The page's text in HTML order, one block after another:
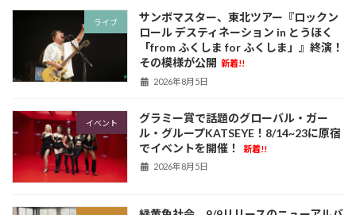
ライブ
サンボマスター、東北ツアー『ロックン
ロール デスティネーション in とうほく
「from ふくしま for ふくしま」』終演！
その模様が公開 新着!!
2026年8月5日
イベント
グラミー賞で話題のグローバル・ガー
ル・グループKATSEYE！8/14~23に原宿
でイベントを開催！
新着!!
2026年8月5日